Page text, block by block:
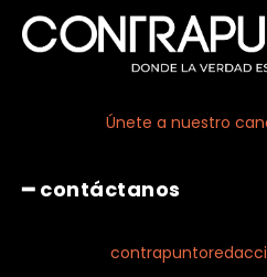
Únete a nuestro
━ contáctanos